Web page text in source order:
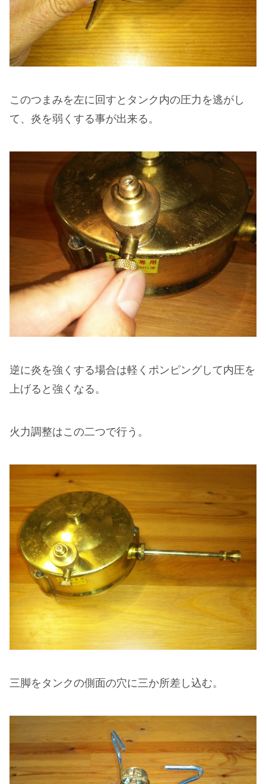
このつまみを左に回すとタンク内の圧力を逃がし
て、炎を弱くする事が出来る。
逆に炎を強くする場合は軽くポンピングして内圧を
上げると強くなる。
火力調整はこの二つで行う。
三脚をタンクの側面の穴に三か所差し込む。